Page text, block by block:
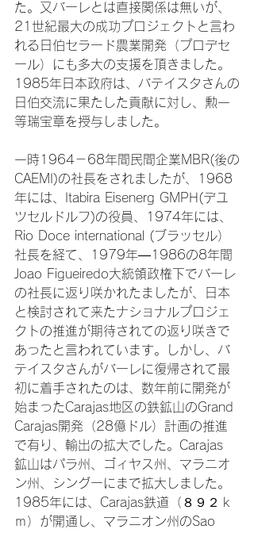
た。又バーレとは直接関係は無いが、
21世紀最大の成功プロジェクトと言わ
れる日伯セラード農業開発（プロデセ
ール）にも多大の支援を頂きました。
1985年日本政府は、バテイスタさんの
日伯交流に果たした貢献に対し、勲一
等瑞宝章を授与しました。
一時1964－68年間民間企業MBR(後の
CAEMI)の社長をされましたが、1968
年には、Itabira Eisenerg GMPH(デユ
ツセルドルフ)の役員、1974年には、
Rio Doce international (ブラッセル）
社長を経て、1979年―1986の8年間
Joao Figueiredo大統領政権下でバーレ
の社長に返り咲かれたましたが、日本
と検討されて来たナショナルプロジェ
クトの推進が期待されての返り咲きで
あったと言われています。しかし、バ
テイスタさんがバーレに復帰されて最
初に着手されたのは、数年前に開発が
始まったCarajas地区の鉄鉱山のGrand
Carajas開発（28億ドル）計画の推進
で有り、輸出の拡大でした。Carajas
鉱山はパラ州、ゴィヤス州、マラニオ
ン州、シングーにまで拡大しました。
1985年には、Carajas鉄道（８９２ｋ
ｍ）が開通し、マラニオン州のSao